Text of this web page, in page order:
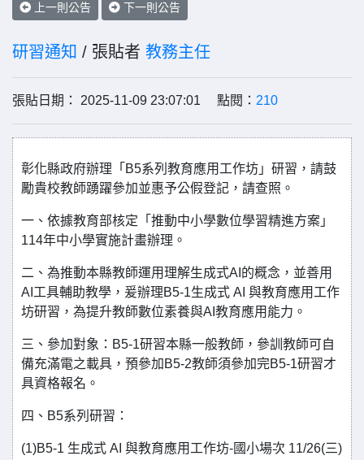
上一則公告 下一則公告
研習通知 / 張貼者 教務主任
張貼日期： 2025-11-09 23:07:01 點閱： 210
彰化縣政府辦理「B5系列教育應用工作坊」研習，請鼓
勵貴校教師踴躍參加並惠予公假登記，請查照。
一、依據教育部核定「推動中小學數位學習精進方案」
114年中小學實施計畫辦理。
二、為推動本縣教師運用理解生成式AI的概念，並善用
AI工具輔助教學，爰辦理B5-1生成式 AI 與教育應用工作
坊研習，為提升教師數位素養與AI教育應用能力。
三、參加對象：B5-1研習本縣一般教師，參訓教師可自
備充滿電之載具，預參加B5-2教師須參加完B5-1研習才
具資格報名。
四、B5系列研習：
(1)B5-1 生成式 AI 與教育應用工作坊-國小場次 11/26(三)